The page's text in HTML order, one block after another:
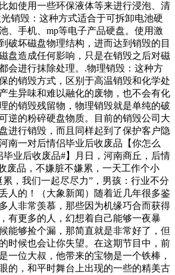
如使用一些环保液体等来进行浸泡、清
销毁：这种方式适合于可拆卸电池硬
、手机、mp等电子产品硬盘。使用激
破坏磁盘物理结构，进而达到销毁的目
盘造成任何影响，只是在销毁之后对磁
会进行抹除处理。.物理销毁：这种方
的销毁方式，区别于高温销毁和化学处
生异味和难以融化的废物，也不会有化
的销毁残留物，物理销毁就是单纯的破
逆的粉碎硬盘物质。目前的销毁公司大
进行销毁，而且同样起到了保护客户隐
南一对后情侣毕业后收废品【你怎么
毕业后收废品#】月日，河南商丘，后情
废品，不嫌脏不嫌累，一天工作个小
，我们一起尽尽力”，男孩：行业不分
人的！（大象新闻）随着近几年很多鉴
人非常羡慕，那些因为机缘巧合而获得
有更多的人，幻想着自己能够一夜暴
能够捡个漏，那简直就是非常好了，但
时候也会让你失望。在这期节目中，前
一位大叔，他带来的宝物是一个铁棒，
的，和平时舞台上出现的一些的精美古